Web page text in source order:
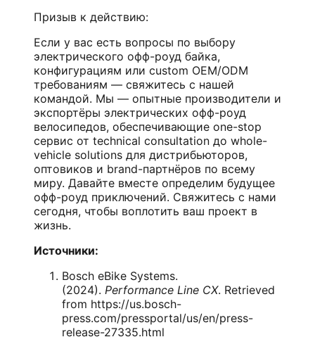
Призыв к действию:
Если у вас есть вопросы по выбору
электрического офф-роуд байка,
конфигурациям или custom OEM/ODM
требованиям — свяжитесь с нашей
командой. Мы — опытные производители и
экспортёры электрических офф-роуд
велосипедов, обеспечивающие one-stop
сервис от technical consultation до whole-
vehicle solutions для дистрибьюторов,
оптовиков и brand-партнёров по всему
миру. Давайте вместе определим будущее
офф-роуд приключений. Свяжитесь с нами
сегодня, чтобы воплотить ваш проект в
жизнь.
Источники:
Bosch eBike Systems.
(2024). Performance Line CX. Retrieved
from https://us.bosch-
press.com/pressportal/us/en/press-
release-27335.html